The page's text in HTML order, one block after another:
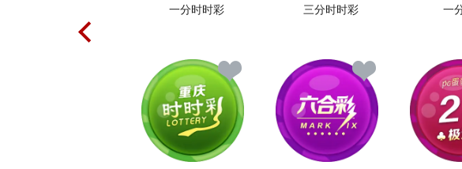
一分时时彩 三分时时彩 一